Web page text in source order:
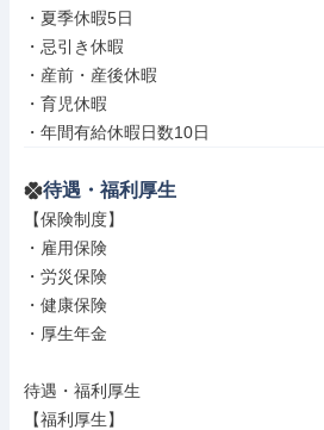
・夏季休暇5日
・忌引き休暇
・産前・産後休暇
・育児休暇
・年間有給休暇日数10日
待遇・福利厚生
【保険制度】
・雇用保険
・労災保険
・健康保険
・厚生年金
待遇・福利厚生
【福利厚生】